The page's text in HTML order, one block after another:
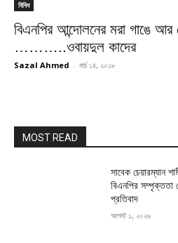
বিবিধ
বিএনপির আন্দোলনের মরা গাঙে
………..ওবায়দুল কাদের
Sazal Ahmed - মার্চ ১৪, ২০১৮
MOST READ
সাবেক চেয়ারম্যান
বিএনপির সম্পৃক্ততা
প্রতিবাদ
আগস্ট ১, ২০২৬